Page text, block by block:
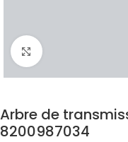
Click to enlarge
Arbre de
8200987034